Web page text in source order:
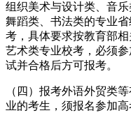
组织美术与设计类、音
舞蹈类、书法类的专业
考，具体要求按教育部
艺术类专业校考，必须
试并合格后方可报考。
（四）报考外语外贸类
业的考生，须报名参加高